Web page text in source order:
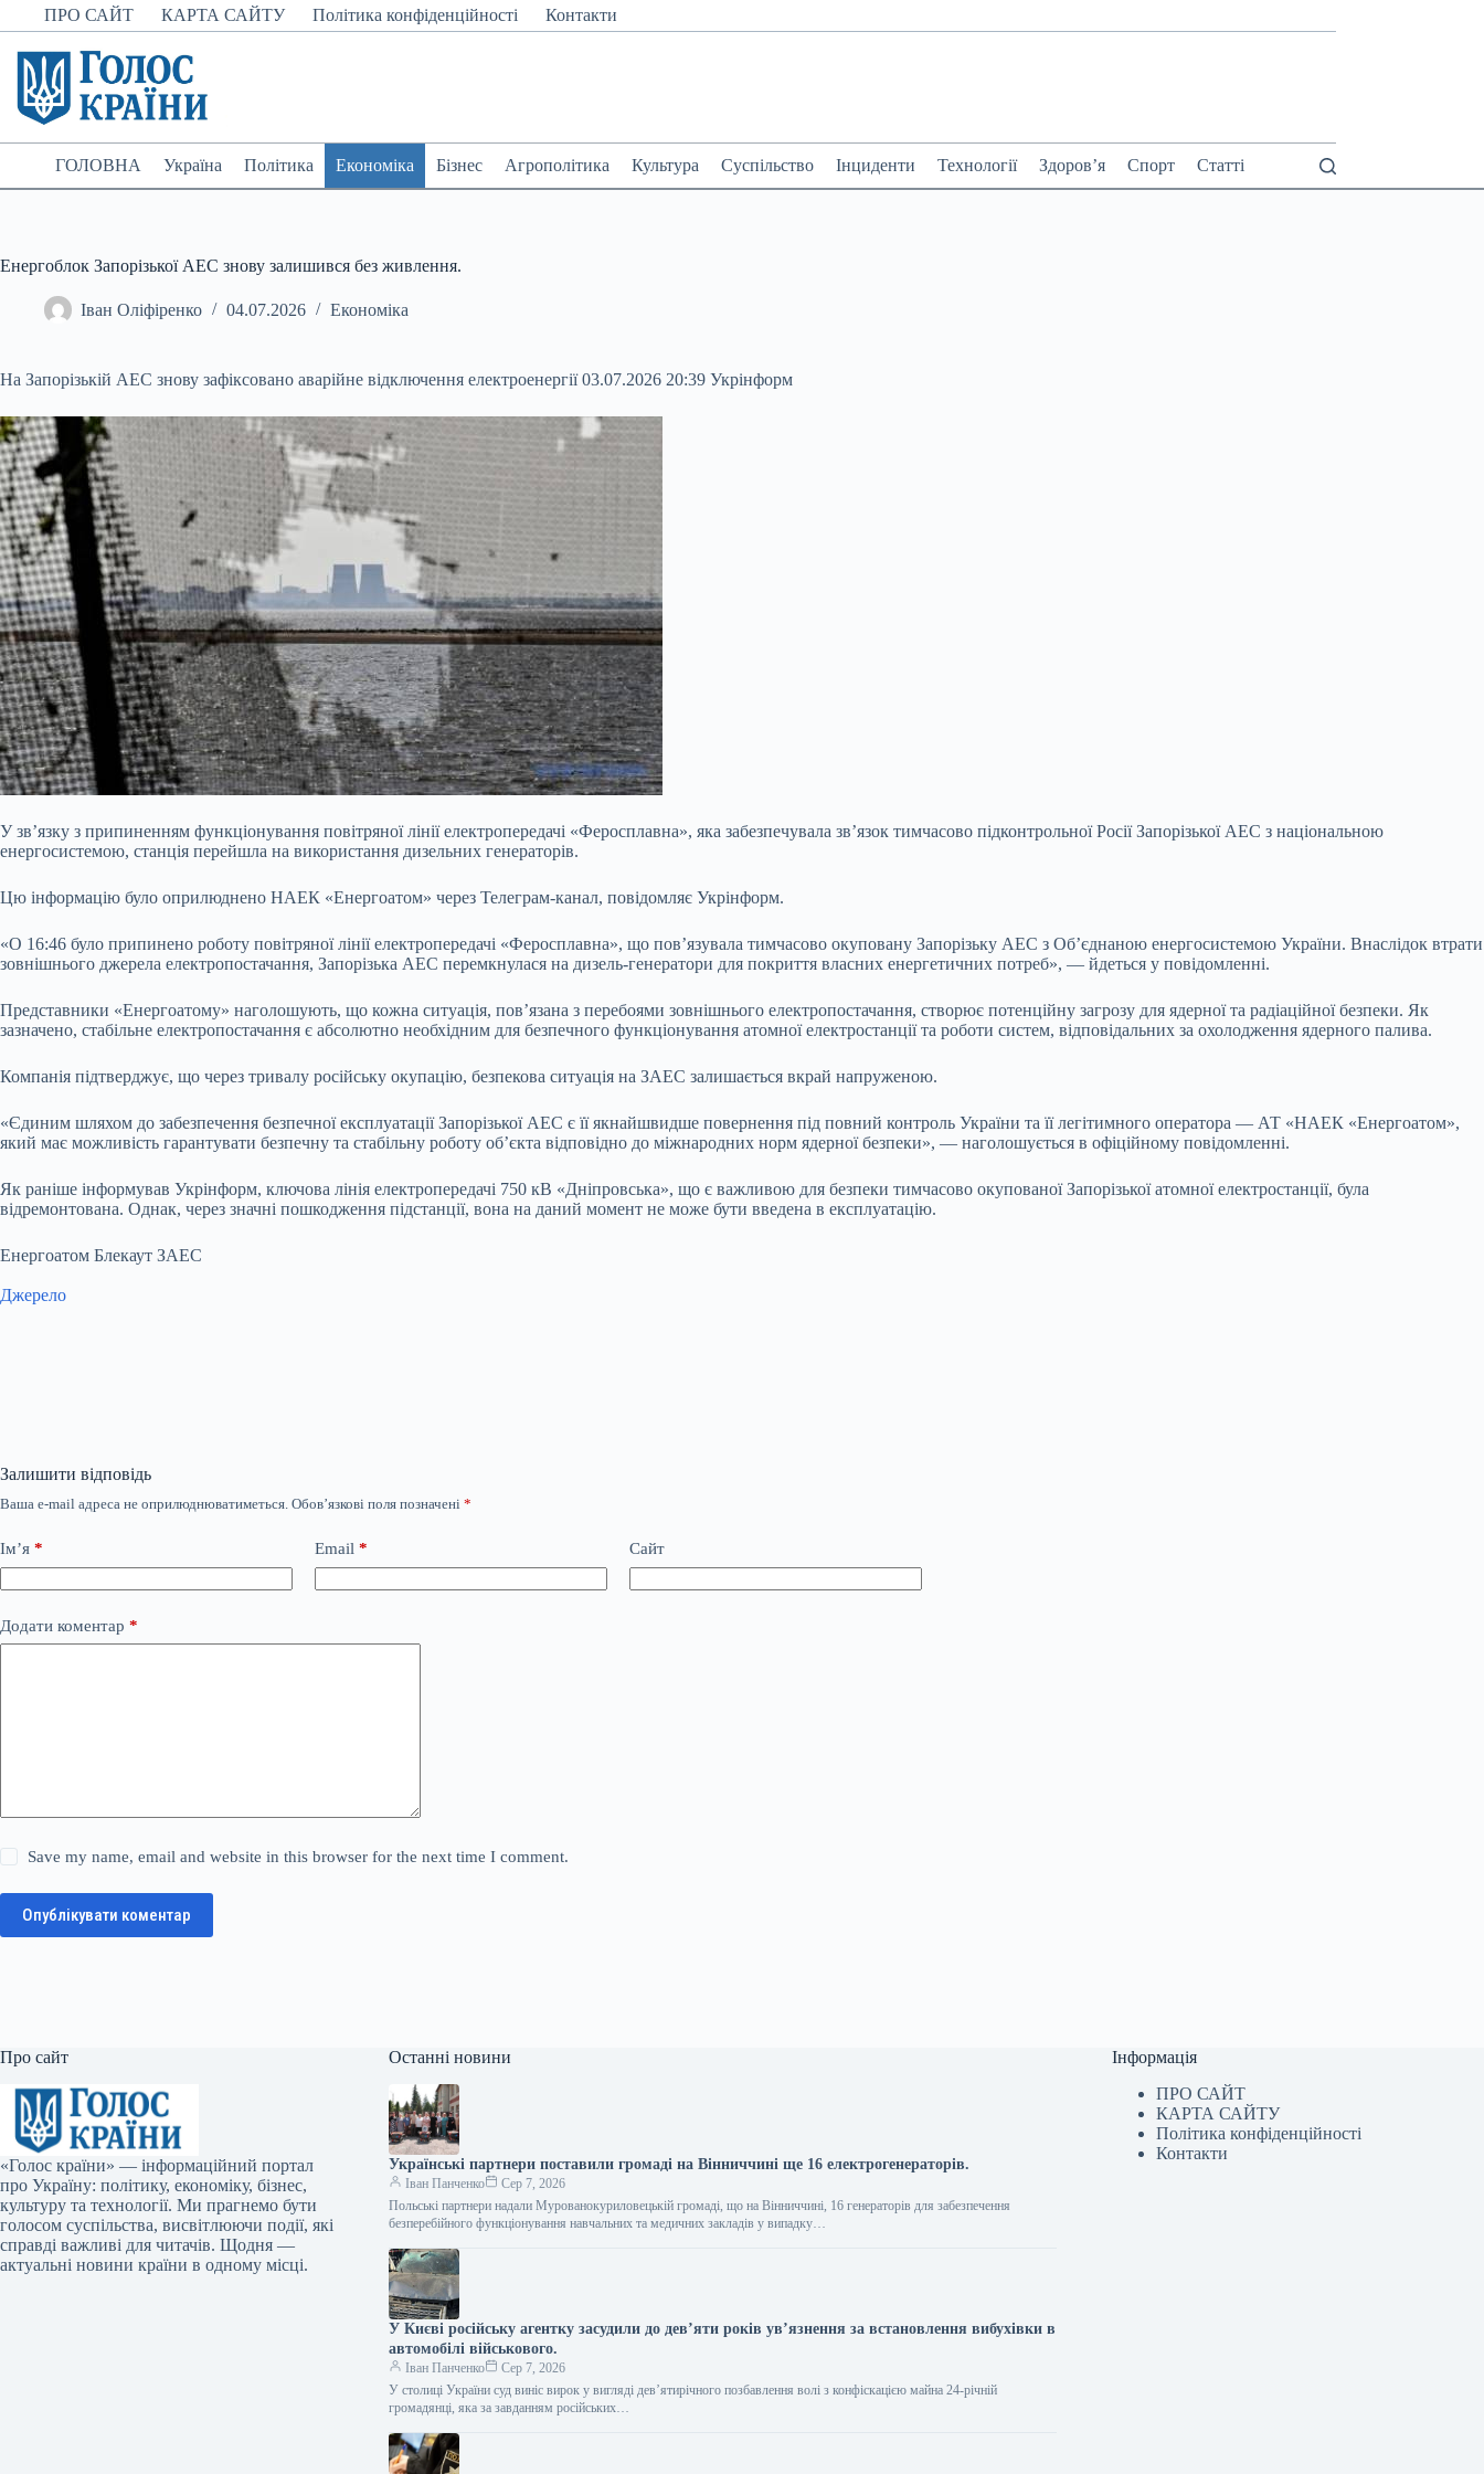
Перейти
до
вмісту
ПРО САЙТ КАРТА САЙТУ Політика конфіденційності Контакти
ГОЛОВНА Україна Політика Економіка Бізнес Агрополітика Культура Суспільство Інциденти Технології Здоров’я Спорт Статті
Енергоблок Запорізької АЕС знову залишився без живлення.
Іван Оліфіренко 04.07.2026 Економіка
На Запорізькій АЕС знову зафіксовано аварійне відключення електроенергії 03.07.2026 20:39 Укрінформ
У зв’язку з припиненням функціонування повітряної лінії електропередачі «Феросплавна», яка забезпечувала зв’язок тимчасово підконтрольної Росії Запорізької АЕС з національною
енергосистемою, станція перейшла на використання дизельних генераторів.
Цю інформацію було оприлюднено НАЕК «Енергоатом» через Телеграм-канал, повідомляє Укрінформ.
«О 16:46 було припинено роботу повітряної лініїелектропередачі «Феросплавна», що пов’язувала тимчасово окуповану Запорізьку АЕС з Об’єднаною енергосистемою України. Внаслідок втрати
зовнішнього джерела електропостачання, Запорізька АЕС перемкнулася на дизель-генератори для покриття власних енергетичних потреб», — йдеться у повідомленні.
Представники «Енергоатому» наголошують, що кожна ситуація, пов’язана з перебоями зовнішнього електропостачання, створює потенційну загрозу для ядерної та радіаційної безпеки. Як
зазначено, стабільне електропостачання є абсолютно необхідним для безпечного функціонування атомної електростанції та роботи систем, відповідальних за охолодження ядерного палива.
Компанія підтверджує, що через тривалу російську окупацію, безпекова ситуація на ЗАЕС залишається вкрай напруженою.
«Єдиним шляхом до забезпечення безпечної експлуатації Запорізької АЕС є її якнайшвидше повернення під повний контроль України та її легітимного оператора — АТ «НАЕК «Енергоатом»,
який має можливість гарантувати безпечну та стабільну роботу об’єкта відповідно до міжнародних норм ядерної безпеки», — наголошується в офіційному повідомленні.
Як раніше інформував Укрінформ, ключова лінія електропередачі 750 кВ «Дніпровська», що є важливою для безпеки тимчасово окупованої Запорізької атомної електростанції, була
відремонтована. Однак, через значні пошкодження підстанції, вона на даний момент не може бути введена в експлуатацію.
Енергоатом Блекаут ЗАЕС
Джерело
Залишити відповідь
Ваша e-mail адреса не оприлюднюватиметься. Обов’язкові поля позначені *
Ім’я * Email * Сайт
Додати коментар *
Save my name, email and website in this browser for the next time I comment.
Опублікувати коментар
Про сайт
«Голос країни» — інформаційний портал
про Україну: політику, економіку, бізнес,
культуру та технології. Ми прагнемо бути
голосом суспільства, висвітлюючи події, які
справді важливі для читачів. Щодня —
актуальні новини країни в одному місці.
Останні новини
Українські партнери поставили громаді на Вінниччині ще 16 електрогенераторів.
Іван Панченко
Сер 7, 2026
Польські партнери надали Мурованокуриловецькій громаді, що на Вінниччині, 16 генераторів для забезпечення
безперебійного функціонування навчальних та медичних закладів у випадку…
У Києві російську агентку засудили до дев’яти років ув’язнення за встановлення вибухівки в
автомобілі військового.
Іван Панченко
Сер 7, 2026
У столиці України суд виніс вирок у вигляді дев’ятирічного позбавлення волі з конфіскацією майна 24-річній
громадянці, яка за завданням російських…
Інформація
ПРО САЙТ
КАРТА САЙТУ
Політика конфіденційності
Контакти